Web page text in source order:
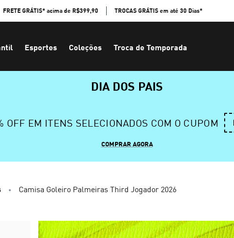
FRETE GRÁTIS* acima de R$399,90 TROCAS GRÁTIS em até 30 Dias*
Esportes Coleções Troca de Temporada
DIA DOS PAIS
OFF EM ITENS SELECIONADOS COM O CUPOM
COMPRAR AGORA
Camisa Goleiro Palmeiras Third Jogador 2026